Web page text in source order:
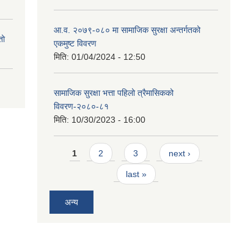
आ.व. २०७९-०८० मा सामाजिक सुरक्षा अन्तर्गतको
एकमुष्ट विवरण
मिति: 01/04/2024 - 12:50
सामाजिक सुरक्षा भत्ता पहिलो त्रैमासिकको
विवरण-२०८०-८१
मिति: 10/30/2023 - 16:00
Pages
1 2 3 next ›
last »
अन्य